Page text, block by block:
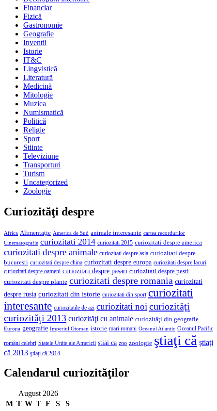
Financiar
Fizică
Gastronomie
Geografie
Inventii
Istorie
IT&C
Lingvistică
Literatură
Medicină
Mitologie
Muzica
Numismatică
Politică
Religie
Sport
Stiinte
Televiziune
Transporturi
Turism
Uncategorized
Zoologie
Curiozităţi despre
Africa Alimentaţie America de Sud animale interesante cartea recordurilor
Cinematografie curiozitati 2014 curiozitati 2015 curiozitati despre america
curiozitati despre animale curiozitati despre asia curiozitati despre
bucuresti curiozitati despre china curiozitati despre europa curiozitati despre lacuri
curiozitati despre oameni curiozitati despre pasari curiozitati despre pesti
curiozitati despre plante curiozitati despre romania curiozitati
despre rusia curiozitati din istorie curiozitati din sport curiozitati
interesante curiozitatile de azi curiozitati noi curiozităţi
curiozităţi 2013 curiozităţi cu animale curiozităţi din geografie
Europa geografie Imperiul Otoman istorie mari romani Oceanul Atlantic Oceanul Pacific
români celebri Statele Unite ale Americii stiai ca zoo zoologie ştiaţi că ştiaţi
că 2013 ştiaţi că 2014
Calendarul curiozităţilor
August 2026
M T W T F S
S